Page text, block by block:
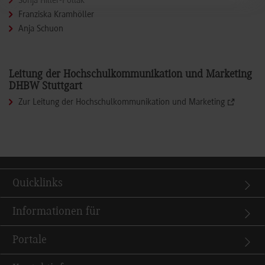
Franziska Kramhöller
Anja Schuon
Leitung der Hochschulkommunikation und Marketing
DHBW Stuttgart
Zur Leitung der Hochschulkommunikation und Marketing
Quicklinks
Informationen für
Portale